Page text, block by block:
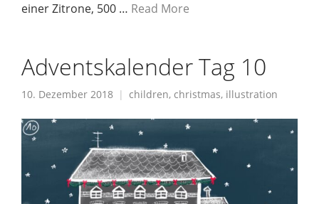
einer Zitrone, 500 … Read More
Adventskalender Tag 10
10. Dezember 2018 children, christmas, illustration